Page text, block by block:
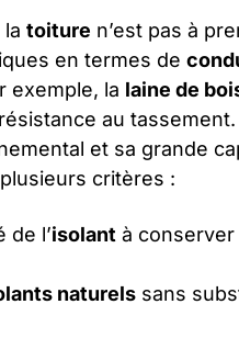
la toiture n’est pas à
en termes de
exemple, la laine de
au tassement.
et sa grande
critères :
de l’isolant à conserver
naturels sans